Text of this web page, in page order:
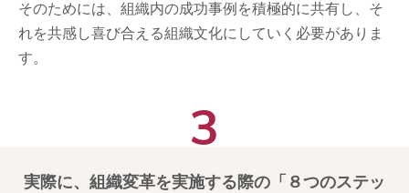
そのためには、組織内の成功事例を積極的に共有し、そ
れを共感し喜び合える組織文化にしていく必要がありま
す。
実際に、組織変革を実施する際の「８つのステッ